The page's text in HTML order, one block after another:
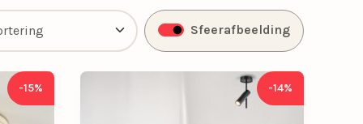
Sfeerafbeelding
-15% -14%